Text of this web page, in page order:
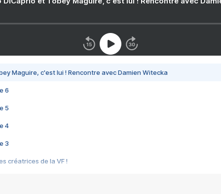
Maguire, c'est lui ! Rencontre avec Damien Witecka
6
5
4
3
créatrices de la VF !